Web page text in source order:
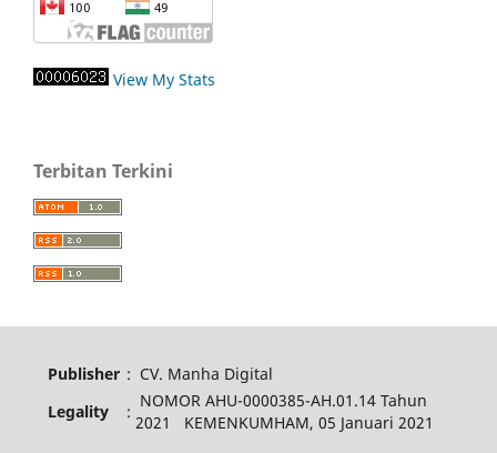
View My Stats
Terbitan Terkini
Publisher : CV. Manha Digital
Legality
:
NOMOR AHU-0000385-AH.01.14 Tahun
2021 KEMENKUMHAM, 05 Januari 2021